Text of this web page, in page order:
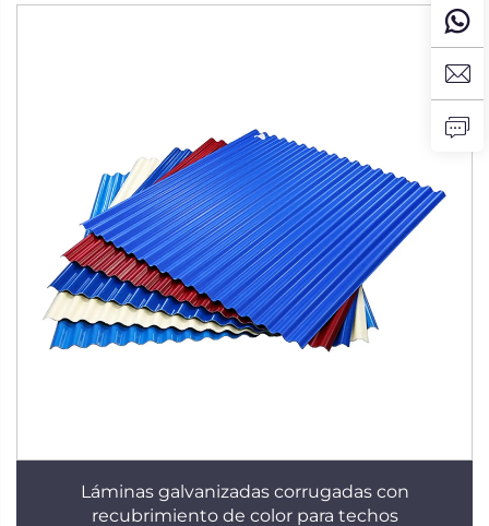
Láminas galvanizadas corrugadas con
recubrimiento de color para techos